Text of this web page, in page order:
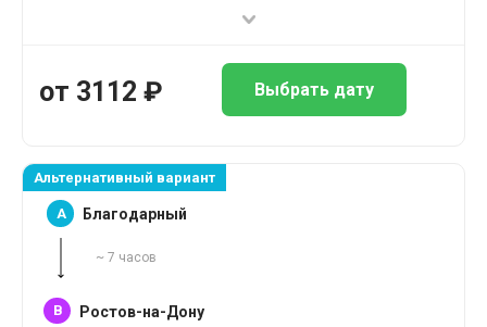
от 3112 ₽ Выбрать дату
Альтернативный вариант
A Благодарный
~ 7 часов
B Ростов-на-Дону